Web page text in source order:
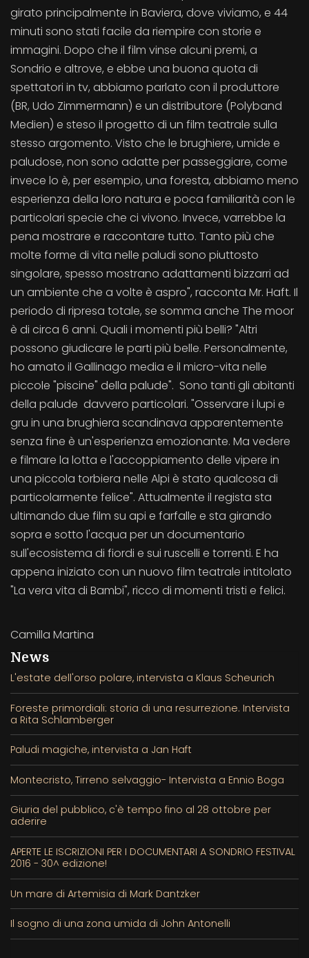
girato principalmente in Baviera, dove viviamo, e 44
minuti sono stati facile da riempire con storie e
immagini. Dopo che il film vinse alcuni premi, a
Sondrio e altrove, e ebbe una buona quota di
spettatori in tv, abbiamo parlato con il produttore
(BR, Udo Zimmermann) e un distributore (Polyband
Medien) e steso il progetto di un film teatrale sulla
stesso argomento. Visto che le brughiere, umide e
paludose, non sono adatte per passeggiare, come
invece lo è, per esempio, una foresta, abbiamo meno
esperienza della loro natura e poca familiarità con le
particolari specie che ci vivono. Invece, varrebbe la
pena mostrare e raccontare tutto. Tanto più che
molte forme di vita nelle paludi sono piuttosto
singolare, spesso mostrano adattamenti bizzarri ad
un ambiente che a volte è aspro", racconta Mr. Haft. Il
periodo di ripresa totale, se somma anche The moor
è di circa 6 anni. Quali i momenti più belli? "Altri
possono giudicare le parti più belle. Personalmente,
ho amato il Gallinago media e il micro-vita nelle
piccole "piscine" della palude". Sono tanti gli abitanti
della palude davvero particolari. "Osservare i lupi e
gru in una brughiera scandinava apparentemente
senza fine è un'esperienza emozionante. Ma vedere
e filmare la lotta e l'accoppiamento delle vipere in
una piccola torbiera nelle Alpi è stato qualcosa di
particolarmente felice". Attualmente il regista sta
ultimando due film su api e farfalle e sta girando
sopra e sotto l'acqua per un documentario
sull'ecosistema di fiordi e sui ruscelli e torrenti. E ha
appena iniziato con un nuovo film teatrale intitolato
"La vera vita di Bambi", ricco di momenti tristi e felici.
Camilla Martina
News
L'estate dell'orso polare, intervista a Klaus Scheurich
Foreste primordiali: storia di una resurrezione. Intervista
a Rita Schlamberger
Paludi magiche, intervista a Jan Haft
Montecristo, Tirreno selvaggio- Intervista a Ennio Boga
Giuria del pubblico, c'è tempo fino al 28 ottobre per
aderire
APERTE LE ISCRIZIONI PER I DOCUMENTARI A SONDRIO FESTIVAL
2016 - 30^ edizione!
Un mare di Artemisia di Mark Dantzker
Il sogno di una zona umida di John Antonelli